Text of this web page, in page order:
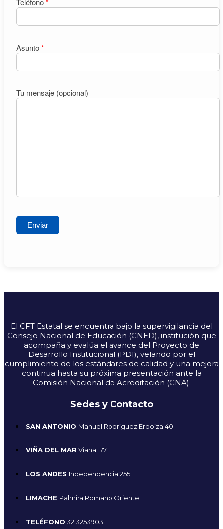
Asunto*
Tu mensaje (opcional)
El CFT Estatal se encuentra bajo la supervigilancia del
Consejo Nacional de Educación (CNED), institución que
acompaña y evalúa el avance del Proyecto de
Desarrollo Institucional (PDI), velando por el
cumplimiento de los estándares de calidad y una mejora
continua hasta su próxima presentación ante la
Comisión Nacional de Acreditación (CNA).
Sedes y Contacto
SAN ANTONIO Manuel Rodríguez Erdoíza 40
VIÑA DEL MAR Viana 177
LOS ANDES Independencia 255
LIMACHE Palmira Romano Oriente 11
TELÉFONO 32 3253903